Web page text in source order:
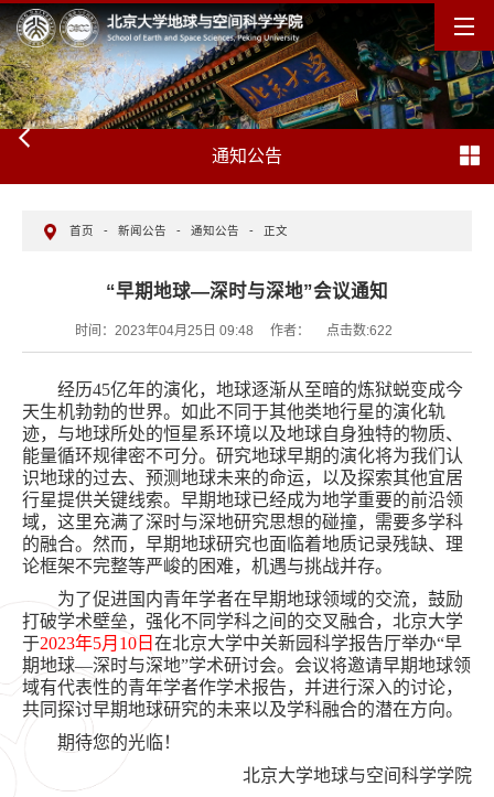
通知公告
首页 - 新闻公告 - 通知公告 - 正文
“早期地球—深时与深地”会议通知
时间：2023年04月25日 09:48 作者： 点击数:622
经历45亿年的演化，地球逐渐从至暗的炼狱蜕变成今
天生机勃勃的世界。如此不同于其他类地行星的演化轨
迹，与地球所处的恒星系环境以及地球自身独特的物质、
能量循环规律密不可分。研究地球早期的演化将为我们认
识地球的过去、预测地球未来的命运，以及探索其他宜居
行星提供关键线索。早期地球已经成为地学重要的前沿领
域，这里充满了深时与深地研究思想的碰撞，需要多学科
的融合。然而，早期地球研究也面临着地质记录残缺、理
论框架不完整等严峻的困难，机遇与挑战并存。
为了促进国内青年学者在早期地球领域的交流，鼓励
打破学术壁垒，强化不同学科之间的交叉融合，北京大学
于2023年5月 10 日 在北京大学中关新园科学报告厅举办“早
期地球—深时与深地”学术研讨会。会议将邀请早期地球领
域有代表性的青年学者作学术报告，并进行深入的讨论，
共同探讨早期地球研究的未来以及学科融合的潜在方向。
期待您的光临！
北京大学地球与空间科学学院